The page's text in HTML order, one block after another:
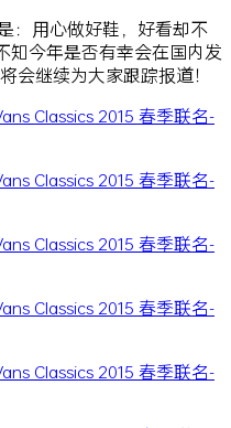
：用心做好鞋，好看却不
知今年是否有幸会在国内发
会继续为大家跟踪报道！